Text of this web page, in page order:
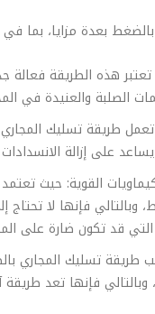
بعدة مزايا، بما
هذه الطريقة فعالة
الصلبة والعنيدة في
طريقة تسليك
على إزالة
القوية: حيث
وبالتالي فإنها لا تحتاج
التي قد تكون ضارة على
طريقة تسليك المجاري
وبالتالي فإنها تعد